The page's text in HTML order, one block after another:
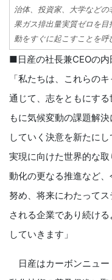
治体、投資家、大学など
果ガス排出量実質ゼロを
動をすぐに起こすことを
■日産の社長兼CEOの内
「私たちは、これらの
通じて、志をともにす
もに気候変動の課題解
していく決意を新たに
実現に向けた世界的な
動化の更なる推進など
努め、将来にわたって
される企業であり続け
していきます」
日産はカーボンニュー